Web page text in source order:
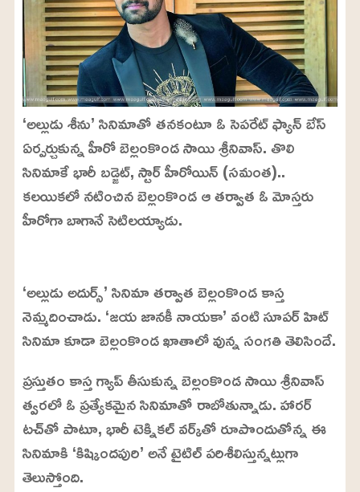
‘అల్లుడు శీను’ సినిమాతో తనకంటూ ఓ సెపరేట్ ఫ్యాన్ బేస్
ఏర్పర్చుకున్న హీరో బెల్లంకొండ సాయి శ్రీనివాస్. తొలి
సినిమాకే భారీ బడ్జెట్, స్టార్ హీరోయిన్ (సమంత)..
కలయికలో నటించిన బెల్లంకొండ ఆ తర్వాత ఓ మోస్తరు
హీరోగా బాగానే సెటిలయ్యాడు.
U
n
u
t
e
a
d
e
d
:
2
4
6
3
%
‘అల్లుడు అదుర్స్’ సినిమా తర్వాత బెల్లంకొండ కాస్త
నెమ్మదించాడు. ‘జయ జానకీ నాయకా’ వంటి సూపర్ హిట్
సినిమా కూడా బెల్లంకొండ ఖాతాలో వున్న సంగతి తెలిసిందే.
ప్రస్తుతం కాస్త గ్యాప్ తీసుకున్న బెల్లంకొండ సాయి శ్రీనివాస్
త్వరలో ఓ ప్రత్యేకమైన సినిమాతో రాబోతున్నాడు. హారర్
టచ్‌తో పాటూ, భారీ టెక్నికల్ వర్క్‌తో రూపొందుతోన్న ఈ
సినిమాకి ‘కిష్కిందపురి’ అనే టైటిల్ పరిశీలిస్తున్నట్లుగా
తెలుస్తోంది.